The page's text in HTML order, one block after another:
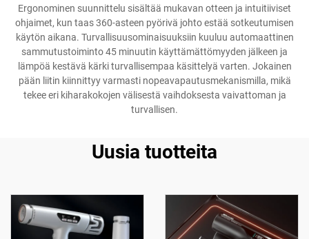
Ergonominen suunnittelu sisältää mukavan otteen ja intuitiiviset
ohjaimet, kun taas 360-asteen pyörivä johto estää sotkeutumisen
käytön aikana. Turvallisuusominaisuuksiin kuuluu automaattinen
sammutustoiminto 45 minuutin käyttämättömyyden jälkeen ja
lämpöä kestävä kärki turvallisempaa käsittelyä varten. Jokainen
pään liitin kiinnittyy varmasti nopeavapautusmekanismilla, mikä
tekee eri kiharakokojen välisestä vaihdoksesta vaivattoman ja
turvallisen.
Uusia tuotteita